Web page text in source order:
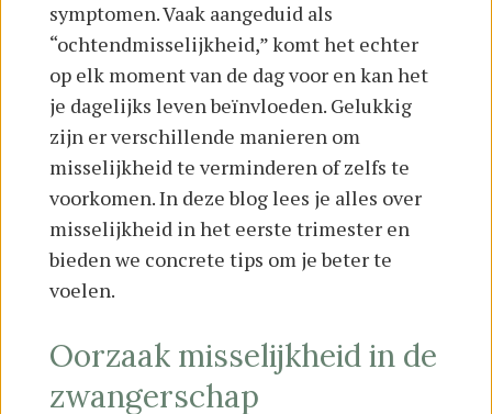
symptomen. Vaak aangeduid als
“ochtendmisselijkheid,” komt het echter
op elk moment van de dag voor en kan het
je dagelijks leven beïnvloeden. Gelukkig
zijn er verschillende manieren om
misselijkheid te verminderen of zelfs te
voorkomen. In deze blog lees je alles over
misselijkheid in het eerste trimester en
bieden we concrete tips om je beter te
voelen.
Oorzaak misselijkheid in de
zwangerschap